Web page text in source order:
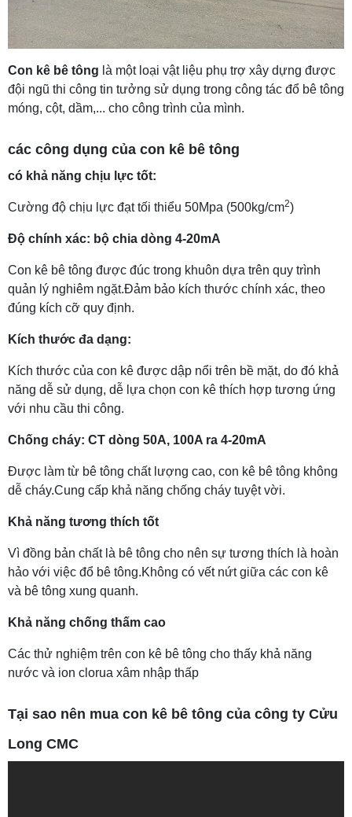
Con kê bê tông là một loại vật liệu phụ trợ xây dựng được
đội ngũ thi công tin tưởng sử dụng trong công tác đổ bê tông
móng, cột, dầm,... cho công trình của mình.
các công dụng của con kê bê tông
có khả năng chịu lực tốt:
Cường độ chịu lực đạt tối thiểu 50Mpa (500kg/cm2)
Độ chính xác: bộ chia dòng 4-20mA
Con kê bê tông được đúc trong khuôn dựa trên quy trình
quản lý nghiêm ngặt.Đảm bảo kích thước chính xác, theo
đúng kích cỡ quy định.
Kích thước đa dạng:
Kích thước của con kê được dập nổi trên bề mặt, do đó khả
năng dễ sử dụng, dễ lựa chọn con kê thích hợp tương ứng
với nhu cầu thi công.
Chống cháy: CT dòng 50A, 100A ra 4-20mA
Được làm từ bê tông chất lượng cao, con kê bê tông không
dễ cháy.Cung cấp khả năng chống cháy tuyệt vời.
Khả năng tương thích tốt
Vì đồng bản chất là bê tông cho nên sự tương thích là hoàn
hảo với việc đổ bê tông.Không có vết nứt giữa các con kê
và bê tông xung quanh.
Khả năng chống thấm cao
Các thử nghiệm trên con kê bê tông cho thấy khả năng
nước và ion clorua xâm nhập thấp
Tại sao nên mua con kê bê tông của công ty Cửu
Long CMC